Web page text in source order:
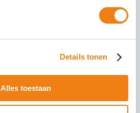
Details tonen
Alles toestaan
we sturen de
mailadres.